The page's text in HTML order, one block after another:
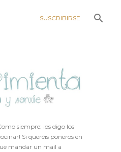
SUSCRIBIRSE
siempre: ¡os digo los
Si queréis poneros en
mandar un mail a